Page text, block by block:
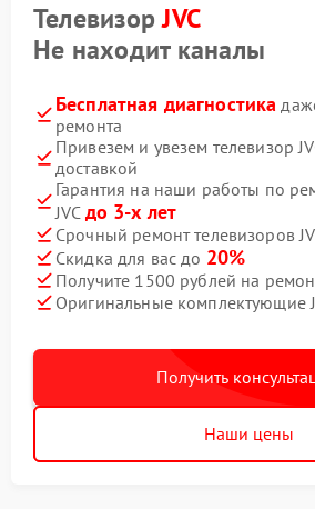
ТелевизорJVC
Не находит каналы
Бесплатная диагностика
ремонта
Привезем и увезем телевизор
доставкой
Гарантия на наши работы по
JVC до 3-х лет
Срочный ремонт телевизоров
Скидка для вас до 20%
Получите 1500 рублей на
Оригинальные комплектующие
Получить
Наши цены